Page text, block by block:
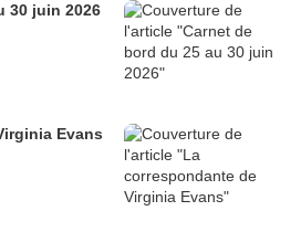
30 juin 2026
Evans